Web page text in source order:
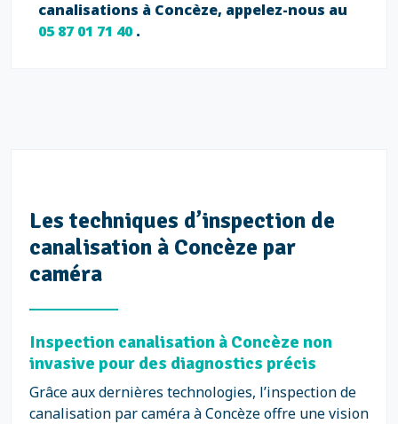
canalisations à Concèze, appelez-nous au
05 87 01 71 40.
Les techniques d’inspection de
canalisation à Concèze par
caméra
Inspection canalisation à Concèze non
invasive pour des diagnostics précis
Grâce aux dernières technologies, l’inspection de
canalisation par caméra à Concèze offre une vision